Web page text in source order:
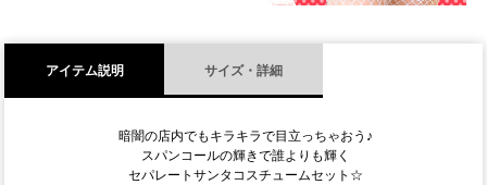
アイテム説明 サイズ・詳細
暗闇の店内でもキラキラで目立っちゃおう♪
スパンコールの輝きで誰よりも輝く
セパレートサンタコスチュームセット☆